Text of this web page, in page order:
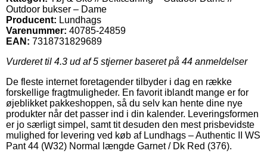
Outdoor bukser – Dame
Producent: Lundhags
Varenummer: 40785-24859
EAN: 7318731829689
Vurderet til 4.3 ud af 5 stjerner baseret på 44 anmeldelser
De fleste internet foretagender tilbyder i dag en række
forskellige fragtmuligheder. En favorit iblandt mange er for
øjeblikket pakkeshoppen, så du selv kan hente dine nye
produkter når det passer ind i din kalender. Leveringsformen
er jo særligt simpel, samt tit desuden den mest prisbevidste
mulighed for levering ved køb af Lundhags – Authentic II WS
Pant 44 (W32) Normal længde Garnet / Dk Red (376).